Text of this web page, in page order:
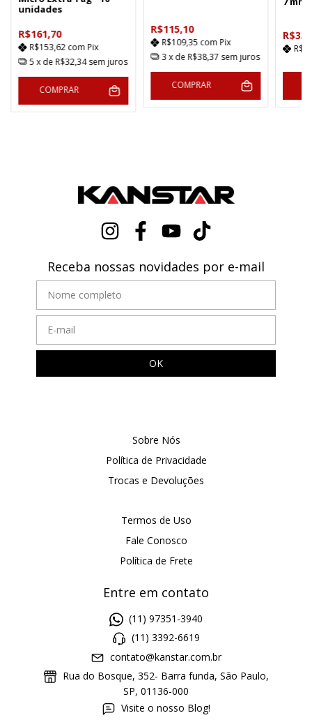
unidades
R$161,70
R$153,62 com Pix
5x de R$32,34 sem juros
COMPRAR
R$115,10
R$109,35 com Pix
3x de R$38,37 sem juros
COMPRAR
Receba nossas novidades por e-mail
Sobre Nós
Política de Privacidade
Trocas e Devoluções
Termos de Uso
Fale Conosco
Política de Frete
Entre em contato
(11) 97351-3940
(11) 3392-6619
contato@kanstar.com.br
Rua do Bosque, 352- Barra funda, São Paulo,
SP, 01136-000
Visite o nosso Blog!